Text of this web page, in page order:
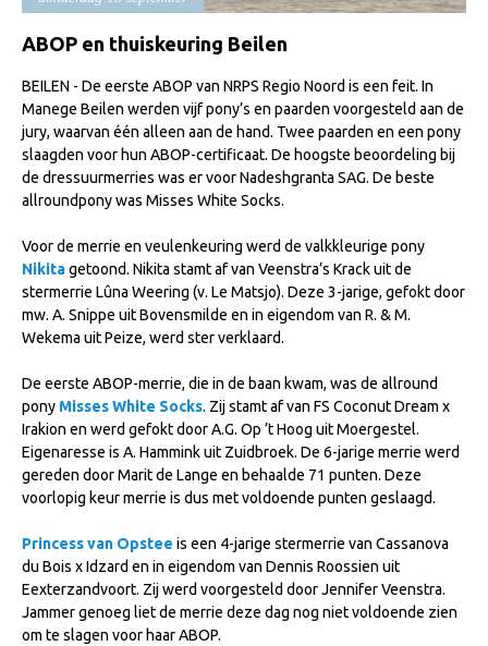
Import registratie
Veulenregistratie
I&R Registratie
Informatie overschrijven paspoort
Formulier overschrijven op naam
Animal Health Regulation
Gids voor Goede Praktijken
Marktplaats
Tarievenlijst
Webshop
Evenementen
NRPS Select Sale
Hengstenkeuring
Regionale Keuringen
Nationale Keuring
ABOP en thuiskeuring Beilen
BEILEN - De eerste ABOP van NRPS Regio Noord is een feit. In
Manege Beilen werden vijf pony’s en paarden voorgesteld aan de
jury, waarvan één alleen aan de hand. Twee paarden en een pony
slaagden voor hun ABOP-certificaat. De hoogste beoordeling bij
de dressuurmerries was er voor Nadeshgranta SAG. De beste
allroundpony was Misses White Socks.
Voor de merrie en veulenkeuring werd de valkkleurige pony
Nikitagetoond. Nikita stamt af van Veenstra’s Krack uit de
stermerrie Lûna Weering (v. Le Matsjo). Deze 3-jarige, gefokt door
mw. A. Snippe uit Bovensmilde en in eigendom van R. & M.
Wekema uit Peize, werd ster verklaard.
De eerste ABOP-merrie, die in de baan kwam, was de allround
pony Misses White Socks. Zij stamt af van FS Coconut Dream x
Irakion en werd gefokt door A.G. Op ’t Hoog uit Moergestel.
Eigenaresse is A. Hammink uit Zuidbroek. De 6-jarige merrie werd
gereden door Marit de Lange en behaalde 71 punten. Deze
voorlopig keur merrie is dus met voldoende punten geslaagd.
Princess van Opstee is een 4-jarige stermerrie van Cassanova
du Bois x Idzard en in eigendom van Dennis Roossien uit
Eexterzandvoort. Zij werd voorgesteld door Jennifer Veenstra.
Jammer genoeg liet de merrie deze dag nog niet voldoende zien
om te slagen voor haar ABOP.